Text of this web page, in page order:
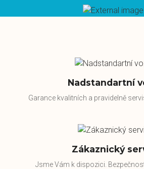
Nadstandartní
Garance kvalitních a pravidelně
Zákaznický
Jsme Vám k dispozici.